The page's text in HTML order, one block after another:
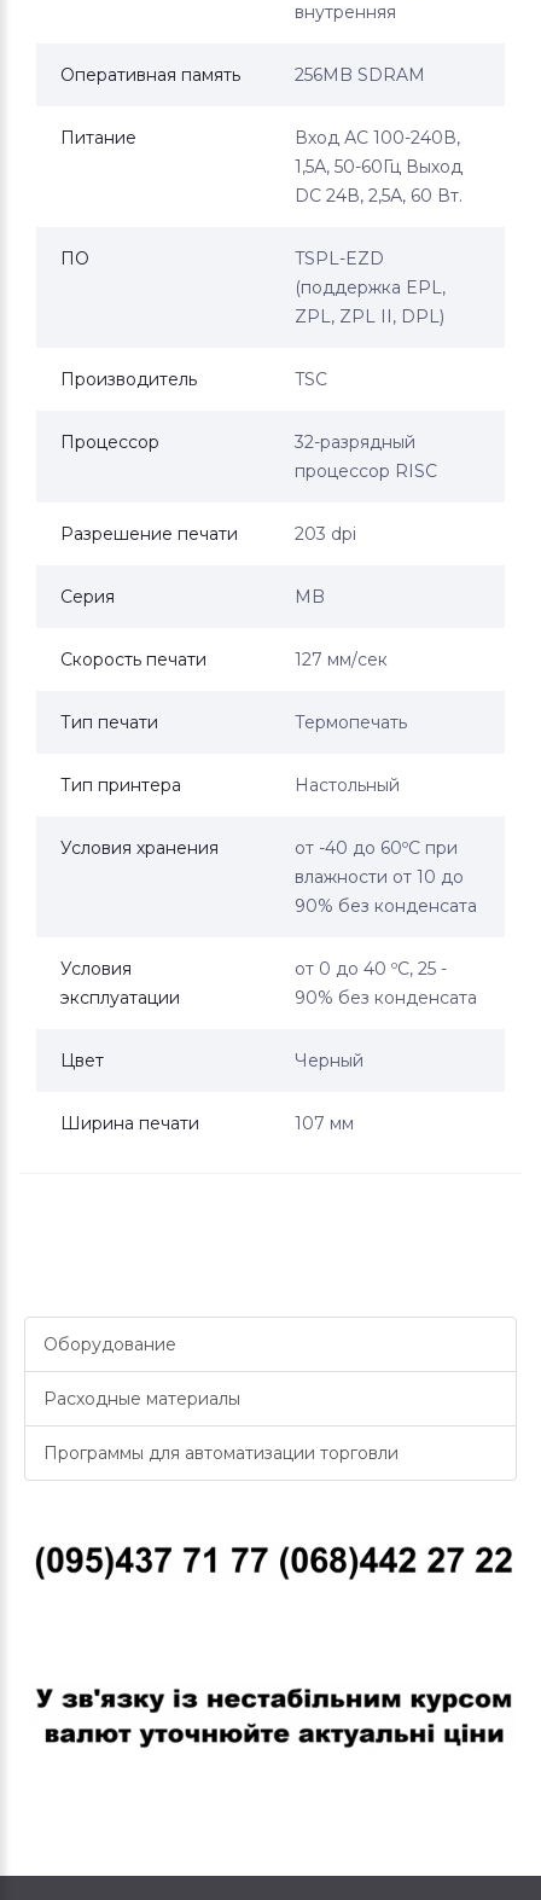
внутренняя
Оперативная память 256MB SDRAM
Питание
Вход АС 100-240В,
1,5А, 50-60Гц Выход
DC 24В, 2,5А, 60 Вт.
ПО
TSPL-EZD
(поддержка EPL,
ZPL, ZPL II, DPL)
Производитель TSC
Процессор
32-разрядный
процессор RISC
Разрешение печати 203 dpi
Серия MB
Скорость печати 127 мм/сек
Тип печати Термопечать
Тип принтера Настольный
Условия хранения
от -40 до 60ºС при
влажности от 10 до
90% без конденсата
Условия
эксплуатации
от 0 до 40 ºC, 25 -
90% без конденсата
Цвет Черный
Ширина печати 107 мм
Оборудование
Расходные материалы
Программы для автоматизации торговли